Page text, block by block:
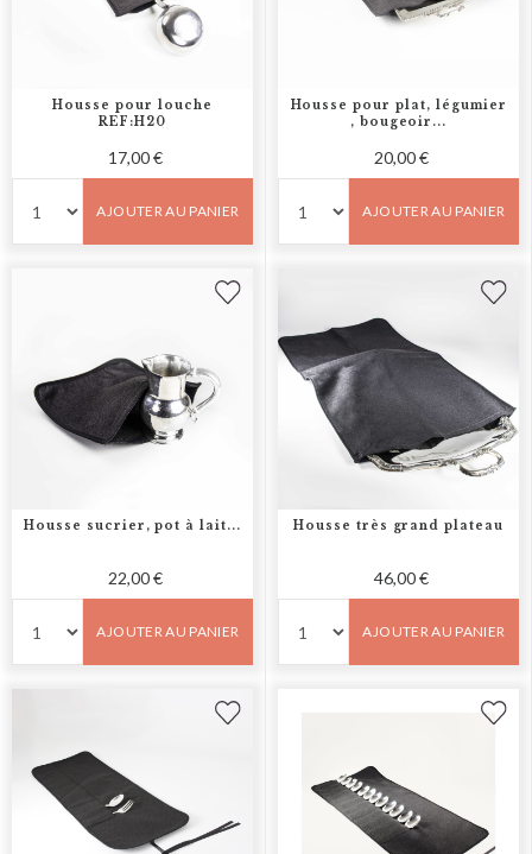
Housse pour louche
REF:H20
17,00 €
AJOUTER AU PANIER
Housse pour plat, légumier
, bougeoir...
20,00 €
AJOUTER AU PANIER
Housse sucrier, pot à lait...
22,00 €
AJOUTER AU PANIER
Housse très grand plateau
46,00 €
AJOUTER AU PANIER